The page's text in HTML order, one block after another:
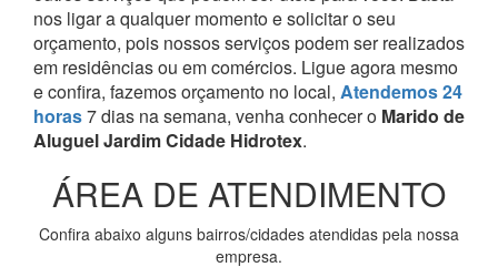
nos ligar a qualquer momento e solicitar o seu
orçamento, pois nossos serviços podem ser realizados
em residências ou em comércios. Ligue agora mesmo
e confira, fazemos orçamento no local, Atendemos 24
horas7 dias na semana, venha conhecer o Marido de
Aluguel Jardim Cidade Hidrotex.
ÁREA DE ATENDIMENTO
Confira abaixo alguns bairros/cidades atendidas pela nossa
empresa.